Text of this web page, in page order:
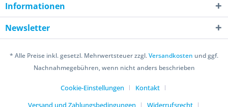
Informationen
Newsletter
* Alle Preise inkl. gesetzl. Mehrwertsteuer zzgl.Versandkosten und ggf.
Nachnahmegebühren, wenn nicht anders beschrieben
Cookie-Einstellungen
Kontakt
Versand und Zahlungsbedingungen
Widerrufsrecht